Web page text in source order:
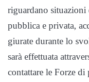
riguardano situazioni
pubblica e privata,
giurate durante lo
sarà effettuata
contattare le Forze di